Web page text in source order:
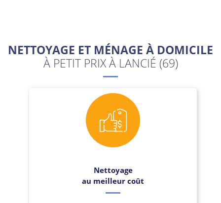
NETTOYAGE ET MÉNAGE À DOMICILE
À PETIT PRIX À LANCIÉ (69)
Nettoyage
au meilleur coût